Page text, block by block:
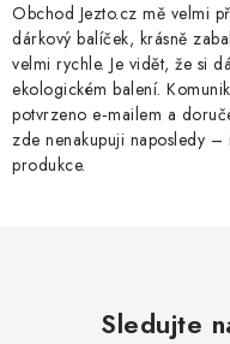
Obchod Jezto.cz mě velmi
dárkový balíček, krásně
velmi rychle. Je vidět, že si
ekologickém balení.
potvrzeno e‑mailem a
zde nenakupuji naposledy
produkce.
Sledujte